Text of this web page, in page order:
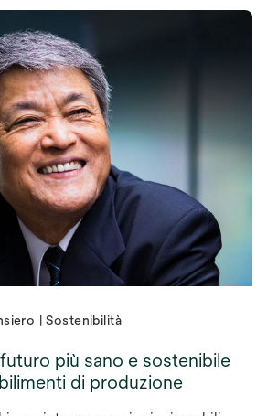
| Sostenibilità
più sano e sostenibile
di produzione